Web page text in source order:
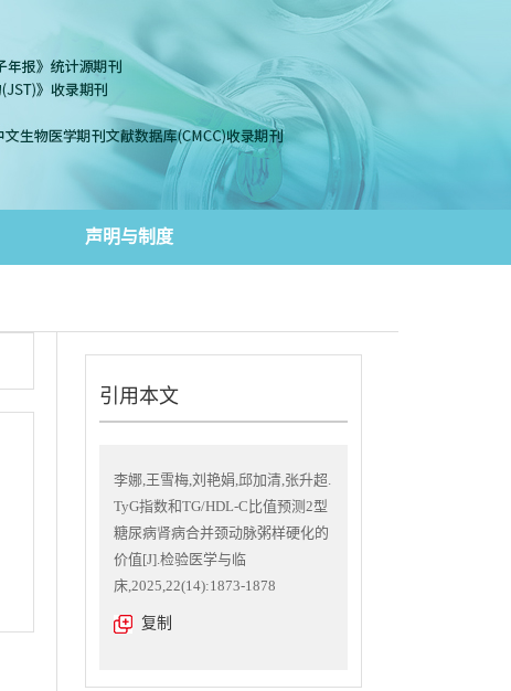
声明与制度
引用本文
李娜,王雪梅,刘艳娟,邱加清,张升超.
TyG指数和TG/HDL-C比值预测2型
糖尿病肾病合并颈动脉粥样硬化的
价值[J].检验医学与临
床,2025,22(14):1873-1878
复制